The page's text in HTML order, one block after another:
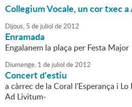
Collegium Vocale, un cor txec
Dijous, 5 de juliol de2012
Enramada
Engalanem la plaça per Festa Major
Diumenge, 1 de juliol de2012
Concert d'estiu
a càrrec de la Coral l'Esperança i
Ad Livitum-